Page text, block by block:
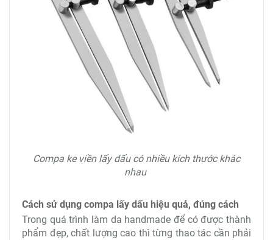
Compa ke viền lấy dấu có nhiều kích thước khác
nhau
Cách sử dụng compa lấy dấu hiệu quả, đúng cách
Trong quá trình làm da handmade để có được thành
phẩm đẹp, chất lượng cao thì từng thao tác cần phải